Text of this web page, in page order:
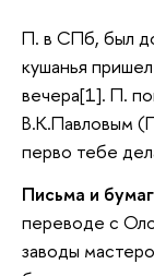
П. в СПб, был
кушанья
вечера[1]. П.
В.К.Павловым
перво тебе
Письма и
переводе с
заводы